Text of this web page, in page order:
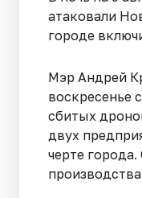
атаковали
городе
Мэр Андрей
воскресенье
сбитых
двух
черте